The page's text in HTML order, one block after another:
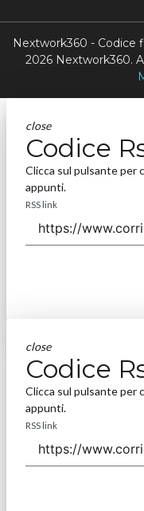
Nextwork360 - Codice
2026 Nextwork360.
close
Codice
Clicca sul pulsante per
appunti.
RSS link
close
Codice
Clicca sul pulsante per
appunti.
RSS link